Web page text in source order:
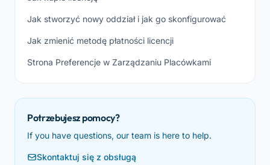
Jak stworzyć nowy oddział i jak go skonfigurować
Jak zmienić metodę płatności licencji
Strona Preferencje w Zarządzaniu Placówkami
Potrzebujesz pomocy?
If you have questions, our team is here to help.
Skontaktuj się z obsługą